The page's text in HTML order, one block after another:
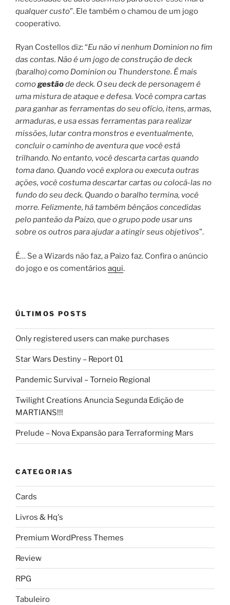
qualquer custo”. Ele também o chamou de um jogo
cooperativo.
Ryan Costellos diz: “Eu não vi nenhum Dominion no fim
das contas. Não é um jogo de construção de deck
(baralho) como Dominion ou Thunderstone. É mais
comogestãode deck. O seu deck de personagem é
uma mistura de ataque e defesa. Você compra cartas
para ganhar as ferramentas do seu ofício, itens, armas,
armaduras, e usa essas ferramentas para realizar
missões, lutar contra monstros e eventualmente,
concluir o caminho de aventura que você está
trilhando. No entanto, você descarta cartas quando
toma dano. Quando você explora ou executa outras
ações, você costuma descartar cartas ou colocá-las no
fundo do seu deck. Quando o baralho termina, você
morre. Felizmente, há também bênçãos concedidas
pelo panteão da Paizo, que o grupo pode usar uns
sobre os outros para ajudar a atingir seus objetivos”.
É… Se a Wizards não faz, a Paizo faz. Confira o anúncio
do jogo e os comentários aqui.
ÚLTIMOS POSTS
Only registered users can make purchases
Star Wars Destiny – Report 01
Pandemic Survival – Torneio Regional
Twilight Creations Anuncia Segunda Edição de
MARTIANS!!!
Prelude – Nova Expansão para Terraforming Mars
CATEGORIAS
Cards
Livros & Hq's
Premium WordPress Themes
Review
RPG
Tabuleiro